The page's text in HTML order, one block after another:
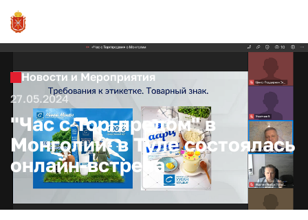
Новости и Мероприятия
27.05.2024
"Час с Торгпредом" в
Монголии: в Туле состоялась
онлайн-встреча